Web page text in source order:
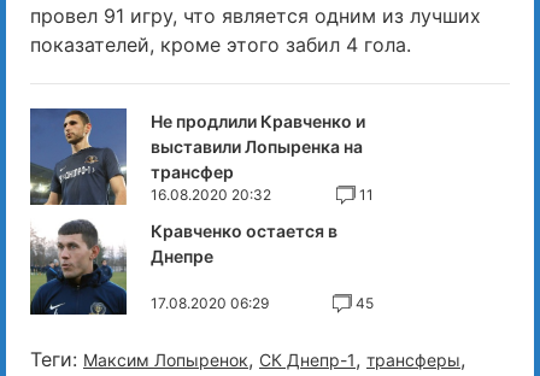
провел 91 игру, что является одним из лучших
показателей, кроме этого забил 4 гола.
Не продлили Кравченко и
выставили Лопыренка на
трансфер
16.08.2020 20:32 11
Кравченко остается в
Днепре
17.08.2020 06:29 45
Теги: Максим Лопыренок, СК Днепр-1, трансферы,